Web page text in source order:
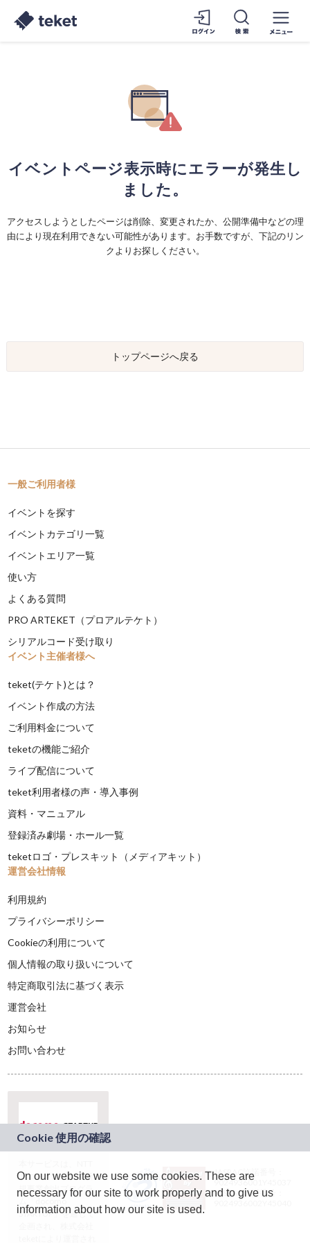
イベントページ表示時にエラーが発生し
ました。
アクセスしようとしたページは削除、変更されたか、公開準備中などの理
由により現在利用できない可能性があります。お手数ですが、下記のリン
クよりお探しください。
トップページへ戻る
一般ご利用者様
イベントを探す
イベントカテゴリ一覧
イベントエリア一覧
使い方
よくある質問
PRO ARTEKET（プロアルテケト）
シリアルコード受け取り
イベント主催者様へ
teket(テケト)とは？
イベント作成の方法
ご利用料金について
teketの機能ご紹介
ライブ配信について
teket利用者様の声・導入事例
資料・マニュアル
登録済み劇場・ホール一覧
teketロゴ・プレスキット（メディアキット）
運営会社情報
利用規約
プライバシーポリシー
Cookieの利用について
個人情報の取り扱いについて
特定商取引法に基づく表示
運営会社
お知らせ
お問い合わせ
ドコモグループの新
規事業創出プログラ
ム「docomo
STARTUP」を通じて
JASRAC許諾番号：
9024936001Y45037
JASRAC許諾番号：
On our website we use some cookies. These are
necessary for our site to work properly and to give us
information about how our site is used.